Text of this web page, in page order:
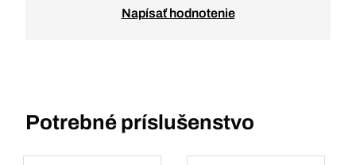
Napísať hodnotenie
Potrebné príslušenstvo